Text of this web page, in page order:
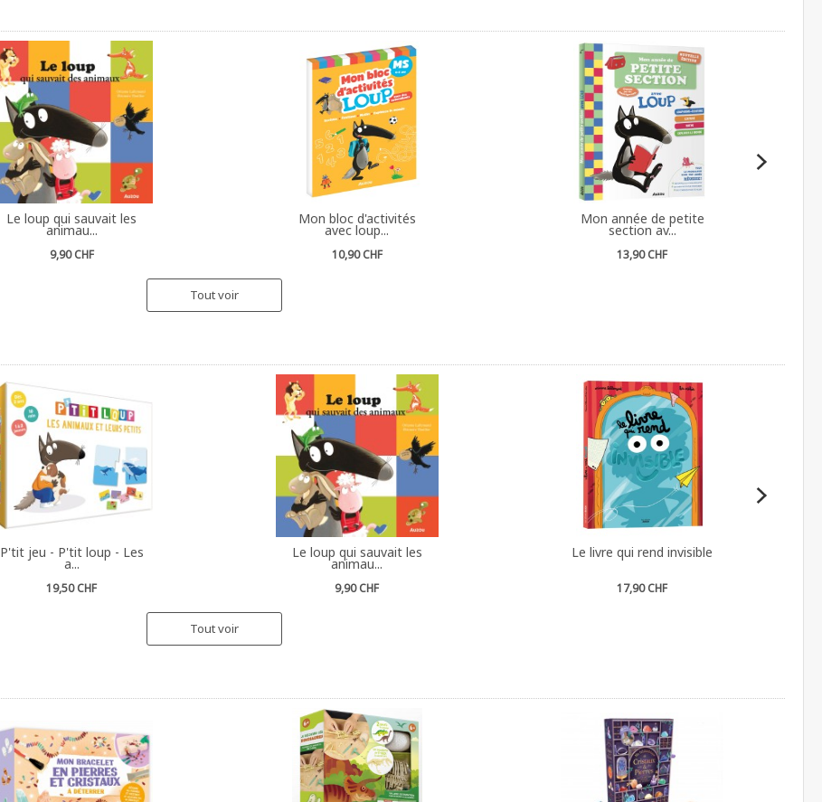
Le loup qui sauvait les
animau...
9,90 CHF
Mon bloc d'activités
avec loup...
10,90 CHF
Mon année de petite
section av...
13,90 CHF
Tout voir
P'tit jeu - P'tit loup - Les
a...
19,50 CHF
Le loup qui sauvait les
animau...
9,90 CHF
Le livre qui rend invisible
17,90 CHF
Tout voir